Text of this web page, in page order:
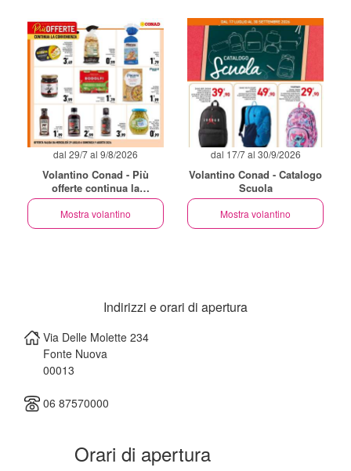
dal 29/7 al 9/8/2026
Volantino Conad - Più
offerte continua la
convenienza
Mostra volantino
dal 17/7 al 30/9/2026
Volantino Conad - Catalogo
Scuola
Mostra volantino
Indirizzi e orari di apertura
Via Delle Molette 234
Fonte Nuova
00013
06 87570000
Orari di apertura